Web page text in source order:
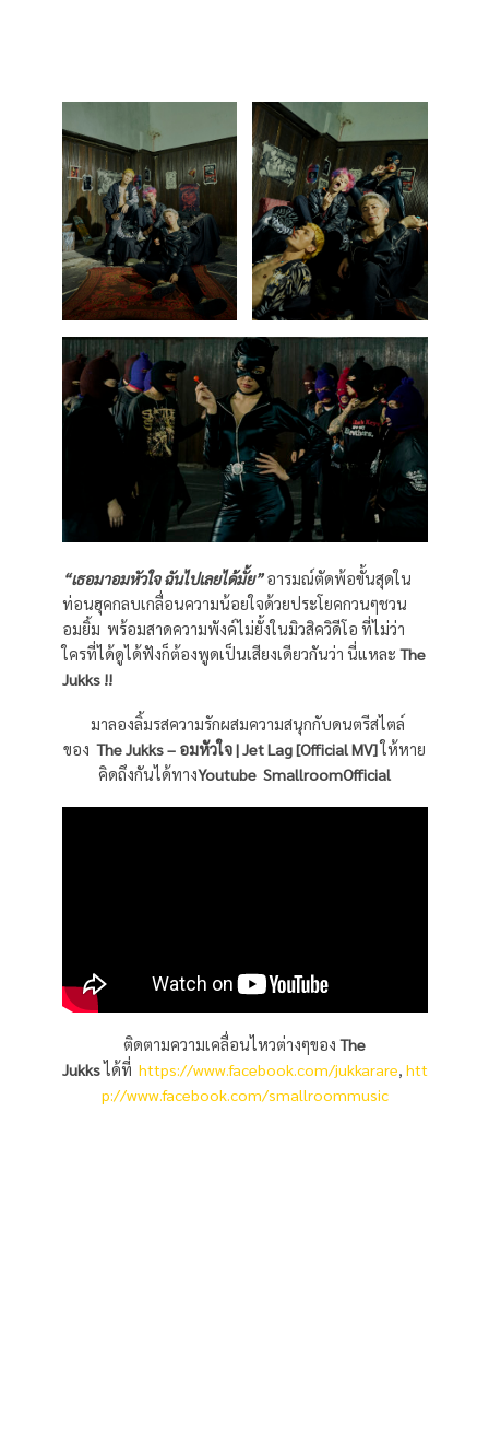
“เธอมาอมหัวใจ ฉันไปเลยได้มั้ย” อารมณ์ตัดพ้อขั้นสุดใน
ท่อนฮุคกลบเกลื่อนความน้อยใจด้วยประโยคกวนๆชวน
อมยิ้ม พร้อมสาดความพังค์ไม่ยั้งในมิวสิควิดีโอ ที่ไม่ว่า
ใครที่ได้ดูได้ฟังก็ต้องพูดเป็นเสียงเดียวกันว่า นี่แหละ The
Jukks !!
มาลองลิ้มรสความรักผสมความสนุกกับดนตรีสไตล์
ของ The Jukks– อมหัวใจ| Jet Lag [Official MV]ให้หาย
คิดถึงกันได้ทางYoutube SmallroomOfficial
ติดตามความเคลื่อนไหวต่างๆของ The
Jukksได้ที่ https://www.facebook.com/jukkarare, htt
p://www.facebook.com/smallroommusic